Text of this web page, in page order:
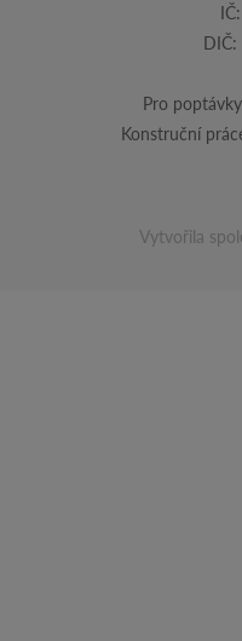
DIČ:
Pro
Konstruční
Vytvořila